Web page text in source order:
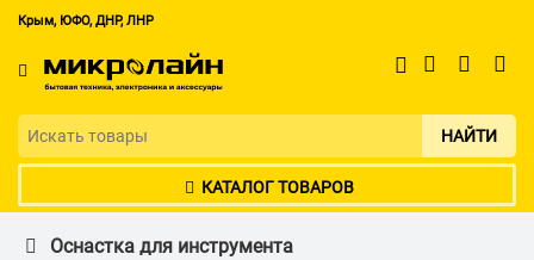
Крым, ЮФО, ДНР, ЛНР
НАЙТИ
КАТАЛОГ ТОВАРОВ
Оснастка для инструмента